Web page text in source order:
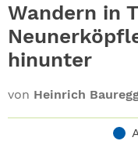
Wandern in
hinunter
von Heinrich
GEWINNEN